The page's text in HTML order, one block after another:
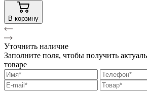
В корзину
Уточнить наличие
Заполните поля, чтобы получить
товаре